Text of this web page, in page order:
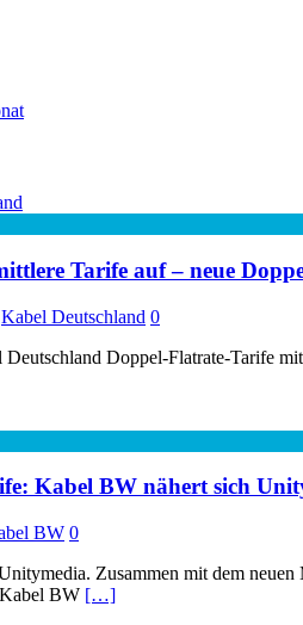
Tarife auf – neue
Kabel Deutschland 0
Doppel-Flatrate-Tarife
Kabel BW nähert sich
BW 0
Zusammen mit dem
BW […]